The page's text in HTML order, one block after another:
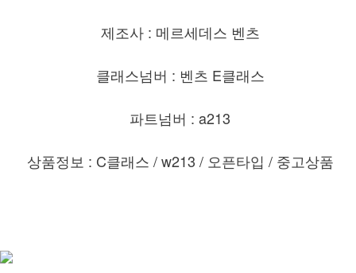
제조사 : 메르세데스 벤츠
클래스넘버 : 벤츠 E클래스
파트넘버 : a213
상품정보 : C클래스 / w213 / 오픈타입 / 중고상품